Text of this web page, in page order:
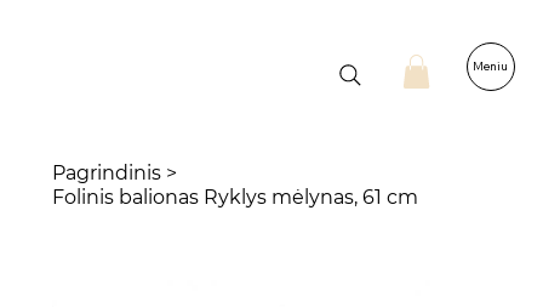
Meniu
Pagrindinis >
Folinis balionas Ryklys mėlynas, 61 cm